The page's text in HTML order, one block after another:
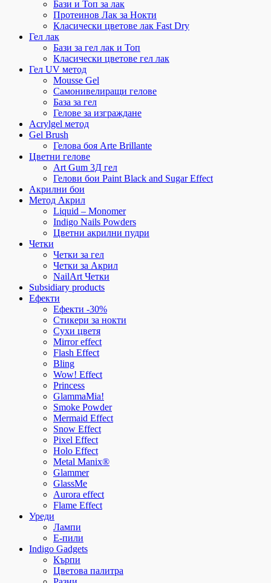
Бази и Топ за лак
Протеинов Лак за Нокти
Класически цветове лак Fast Dry
Гел лак
Бази за гел лак и Топ
Класически цветове гел лак
Гел UV метод
Mousse Gel
Самонивелиращи гелове
База за гел
Гелове за изграждане
Acrylgel метод
Gel Brush
Гелова боя Arte Brillante
Цветни гелове
Art Gum 3Д гел
Гелови бои Paint Black and Sugar Effect
Акрилни бои
Метод Акрил
Liquid – Monomer
Indigo Nails Powders
Цветни акрилни пудри
Четки
Четки за гел
Четки за Акрил
NailArt Четки
Subsidiary products
Ефекти
Ефекти -30%
Стикери за нокти
Сухи цветя
Mirror effect
Flash Effect
Bling
Wow! Effect
Princess
GlammaMia!
Smoke Powder
Mermaid Effect
Snow Effect
Pixel Effect
Holo Effect
Metal Manix®
Glammer
GlassMe
Aurora effect
Flame Effect
Уреди
Лампи
E-пили
Indigo Gadgets
Кърпи
Цветова палитра